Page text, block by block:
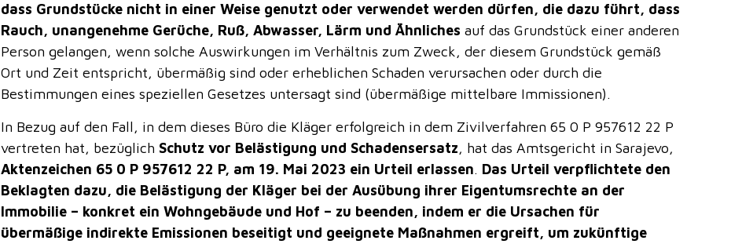
dass Grundstücke nicht in einer Weise genutzt oder verwendet werden dürfen, die dazu führt, dass
Rauch, unangenehme Gerüche, Ruß, Abwasser, Lärm und Ähnliches auf das Grundstück einer anderen
Person gelangen, wenn solche Auswirkungen im Verhältnis zum Zweck, der diesem Grundstück gemäß
Ort und Zeit entspricht, übermäßig sind oder erheblichen Schaden verursachen oder durch die
Bestimmungen eines speziellen Gesetzes untersagt sind (übermäßige mittelbare Immissionen).
In Bezug auf den Fall, in dem dieses Büro die Kläger erfolgreich in dem Zivilverfahren 65 0 P 957612 22 P
vertreten hat, bezüglich Schutz vor Belästigung und Schadensersatz, hat das Amtsgericht in Sarajevo,
Aktenzeichen 65 0 P 957612 22 P, am 19. Mai 2023 ein Urteil erlassen. Das Urteil verpflichtete den
Beklagten dazu, die Belästigung der Kläger bei der Ausübung ihrer Eigentumsrechte an der
Immobilie – konkret ein Wohngebäude und Hof – zu beenden, indem er die Ursachen für
übermäßige indirekte Emissionen beseitigt und geeignete Maßnahmen ergreift, um zukünftige